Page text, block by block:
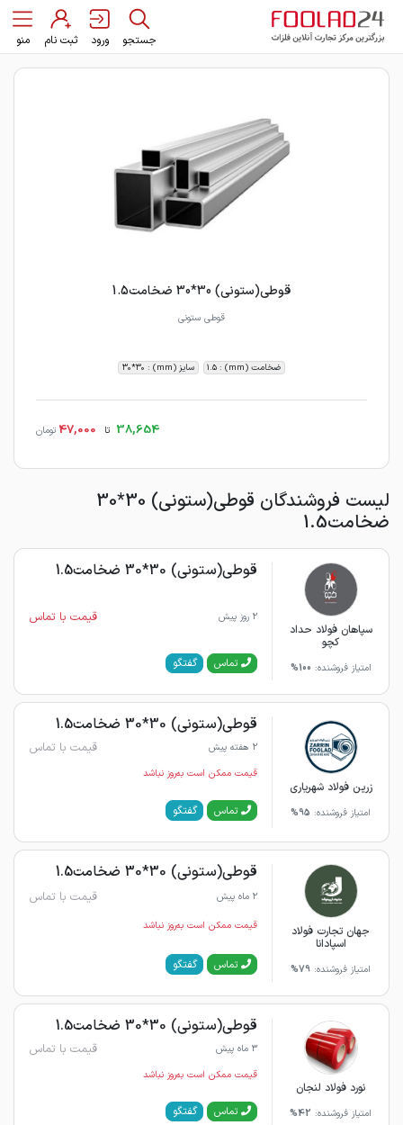
جستجو ورود ثبت نام منو
قوطی(ستونی) 30*30 ضخامت1.5
قوطی ستونی
ضخامت (mm) : 1.5 سایز (mm) : 30*30
38,654 تا 47,000 تومان
لیست فروشندگان قوطی(ستونی) 30*30
ضخامت1.5
سپاهان فولاد حداد
کچو
امتیاز فروشنده: 100%
قوطی(ستونی) 30*30 ضخامت1.5
2 روز پیش قیمت با تماس
تماس گفتگو
زرین فولاد شهریاری
امتیاز فروشنده: 95%
قوطی(ستونی) 30*30 ضخامت1.5
2 هفته پیش قیمت با تماس
قیمت ممکن است به‌روز نباشد
تماس گفتگو
جهان تجارت فولاد
اسپادانا
امتیاز فروشنده: 79%
قوطی(ستونی) 30*30 ضخامت1.5
2 ماه پیش قیمت با تماس
قیمت ممکن است به‌روز نباشد
تماس گفتگو
نورد فولاد لنجان
امتیاز فروشنده: 42%
قوطی(ستونی) 30*30 ضخامت1.5
3 ماه پیش قیمت با تماس
قیمت ممکن است به‌روز نباشد
تماس گفتگو